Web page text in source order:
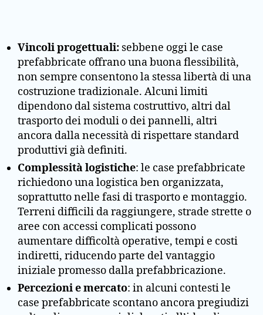
Vincoli progettuali: sebbene oggi le case
prefabbricate offrano una buona flessibilità,
non sempre consentono la stessa libertà di una
costruzione tradizionale. Alcuni limiti
dipendono dal sistema costruttivo, altri dal
trasporto dei moduli o dei pannelli, altri
ancora dalla necessità di rispettare standard
produttivi già definiti.
Complessità logistiche: le case prefabbricate
richiedono una logistica ben organizzata,
soprattutto nelle fasi di trasporto e montaggio.
Terreni difficili da raggiungere, strade strette o
aree con accessi complicati possono
aumentare difficoltà operative, tempi e costi
indiretti, riducendo parte del vantaggio
iniziale promesso dalla prefabbricazione.
Percezioni e mercato: in alcuni contesti le
case prefabbricate scontano ancora pregiudizi